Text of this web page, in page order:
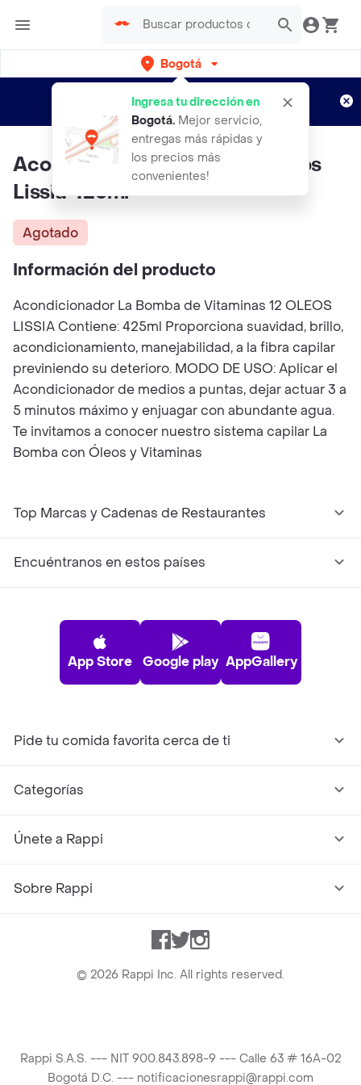
Bogotá
Ingresa tu dirección en
Bogotá. Mejor servicio,
entregas más rápidas y
los precios más
convenientes!
envíos gratis por semanas
Aplican TyC
Acondicionador Bomba 12 Oleos
Lissia 425ml
Agotado
Información del producto
Acondicionador La Bomba de Vitaminas 12 OLEOS
LISSIA Contiene: 425ml Proporciona suavidad, brillo,
acondicionamiento, manejabilidad, a la fibra capilar
previniendo su deterioro. MODO DE USO: Aplicar el
Acondicionador de medios a puntas, dejar actuar 3 a
5 minutos máximo y enjuagar con abundante agua.
Te invitamos a conocer nuestro sistema capilar La
Bomba con Óleos y Vitaminas
Top Marcas y Cadenas de Restaurantes
Encuéntranos en estos países
App Store Google play AppGallery
Pide tu comida favorita cerca de ti
Categorías
Únete a Rappi
Sobre Rappi
Facebook
TwitterInstagram
© 2026 Rappi Inc. All rights reserved.
Rappi S.A.S. --- NIT 900.843.898-9 --- Calle 63 # 16A-02
Bogotá D.C. --- notificacionesrappi@rappi.com